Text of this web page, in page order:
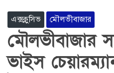
এক্সক্লুসিভ মৌলভীবাজার
মৌলভীবাজার
ভাইস